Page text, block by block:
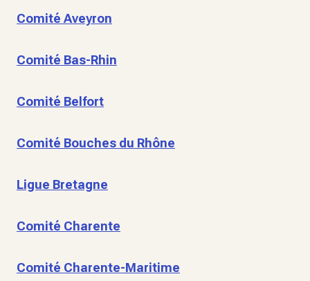
Comité Aveyron
Comité Bas-Rhin
Comité Belfort
Comité Bouches du Rhône
Ligue Bretagne
Comité Charente
Comité Charente-Maritime